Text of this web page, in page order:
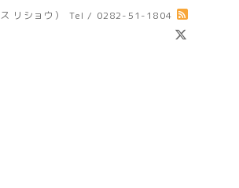
リショウ） Tel / 0282-51-1804